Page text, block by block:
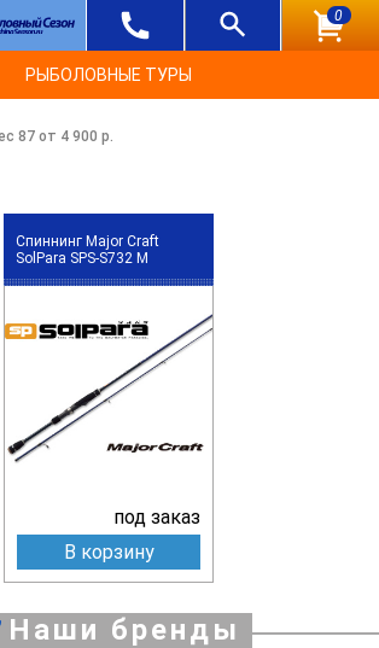
0
РЫБОЛОВНЫЕ ТУРЫ
87 от 4 900 р.
Спиннинг Major Craft
SolPara SPS-S732 M
под заказ
В корзину
Наши бренды